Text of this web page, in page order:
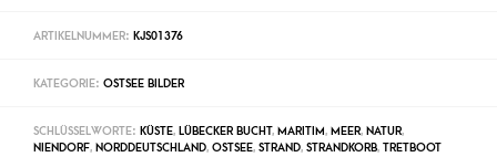
ARTIKELNUMMER: KJS01376
KATEGORIE: OSTSEE BILDER
SCHLÜSSELWORTE: KÜSTE, LÜBECKER BUCHT, MARITIM, MEER, NATUR,
NIENDORF, NORDDEUTSCHLAND, OSTSEE, STRAND, STRANDKORB, TRETBOOT